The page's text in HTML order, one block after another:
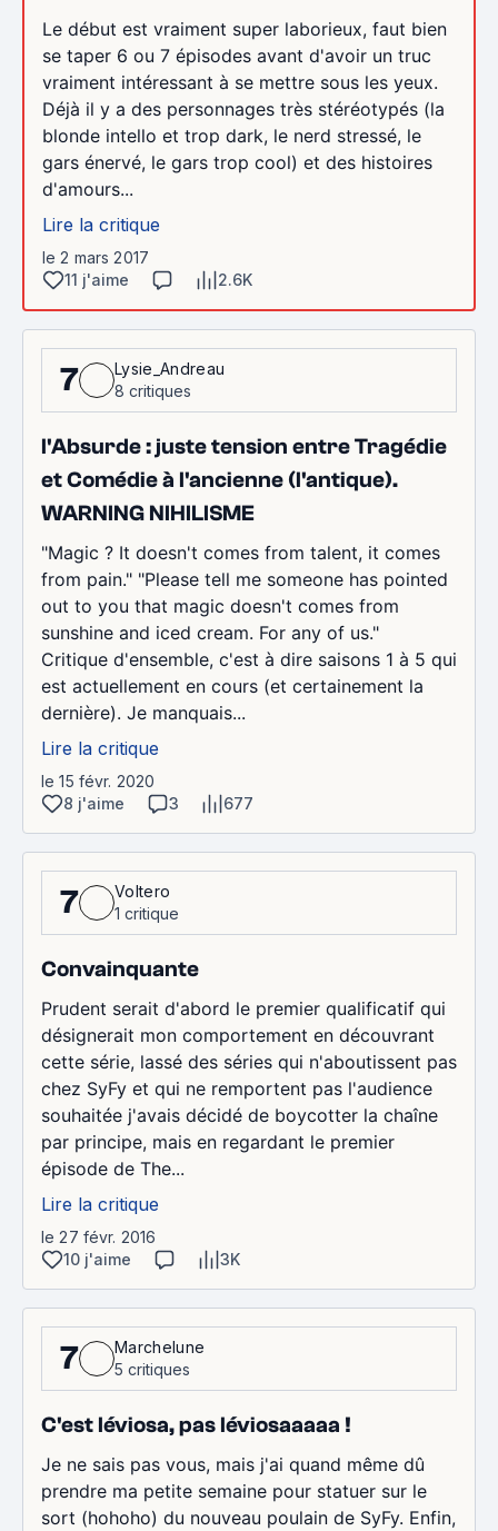
Le début est vraiment super laborieux, faut bien
se taper 6 ou 7 épisodes avant d'avoir un truc
vraiment intéressant à se mettre sous les yeux.
Déjà il y a des personnages très stéréotypés (la
blonde intello et trop dark, le nerd stressé, le
gars énervé, le gars trop cool) et des histoires
d'amours...
Lire la critique
le 2 mars 2017
11 j'aime
2.6K
7
Lysie_Andreau
8 critiques
l'Absurde : juste tension entre Tragédie
et Comédie à l'ancienne (l'antique).
WARNING NIHILISME
"Magic ? It doesn't comes from talent, it comes
from pain." "Please tell me someone has pointed
out to you that magic doesn't comes from
sunshine and iced cream. For any of us."
Critique d'ensemble, c'est à dire saisons 1 à 5 qui
est actuellement en cours (et certainement la
dernière). Je manquais...
Lire la critique
le 15 févr. 2020
8 j'aime
3 677
7
Voltero
1 critique
Convainquante
Prudent serait d'abord le premier qualificatif qui
désignerait mon comportement en découvrant
cette série, lassé des séries qui n'aboutissent pas
chez SyFy et qui ne remportent pas l'audience
souhaitée j'avais décidé de boycotter la chaîne
par principe, mais en regardant le premier
épisode de The...
Lire la critique
le 27 févr. 2016
10 j'aime
3K
7
Marchelune
5 critiques
C'est léviosa, pas léviosaaaaa !
Je ne sais pas vous, mais j'ai quand même dû
prendre ma petite semaine pour statuer sur le
sort (hohoho) du nouveau poulain de SyFy. Enfin,